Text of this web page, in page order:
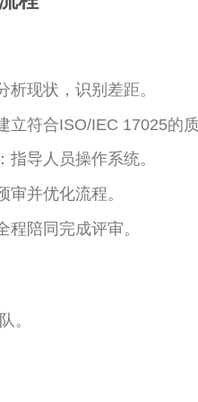
析现状，识别差距。
立符合ISO/IEC 17025的质
指导人员操作系统。
审并优化流程。
程陪同完成评审。
。